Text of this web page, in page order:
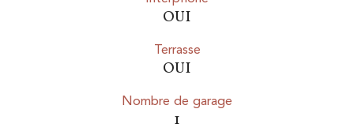
OUI
Terrasse
OUI
Nombre de garage
1